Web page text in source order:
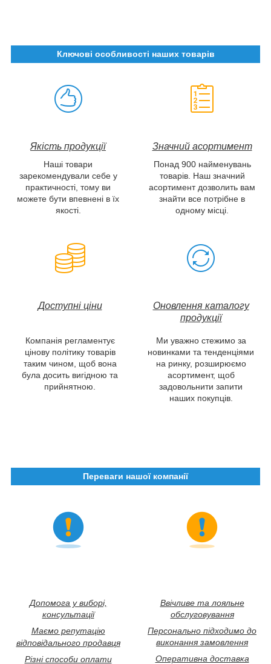
Ключові особливості наших товарів
Якість продукції Значний асортимент
Наші товари
зарекомендували себе у
практичності, тому ви
можете бути впевнені в їх
якості.
Понад 900 найменувань
товарів. Наш значний
асортимент дозволить вам
знайти все потрібне в
одному місці.
Доступні ціни
Оновлення каталогу
продукції
Компанія регламентує
цінову політику товарів
таким чином, щоб вона
була досить вигідною та
прийнятною.
Ми уважно стежимо за
новинками та тенденціями
на ринку, розширюємо
асортимент, щоб
задовольнити запити
наших покупців.
Переваги нашої компанії
Допомога у виборі,
консультації
Маємо репутацію
відповідального продавця
Різні способи оплати
Ввічливе та лояльне
обслуговування
Персонально підходимо до
виконання замовлення
Оперативна доставка